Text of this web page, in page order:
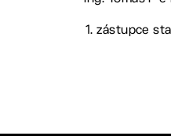
1. zástupce